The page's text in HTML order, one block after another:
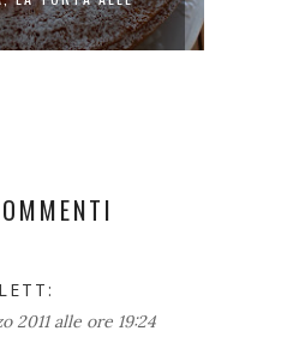
2011 alle ore 19:24